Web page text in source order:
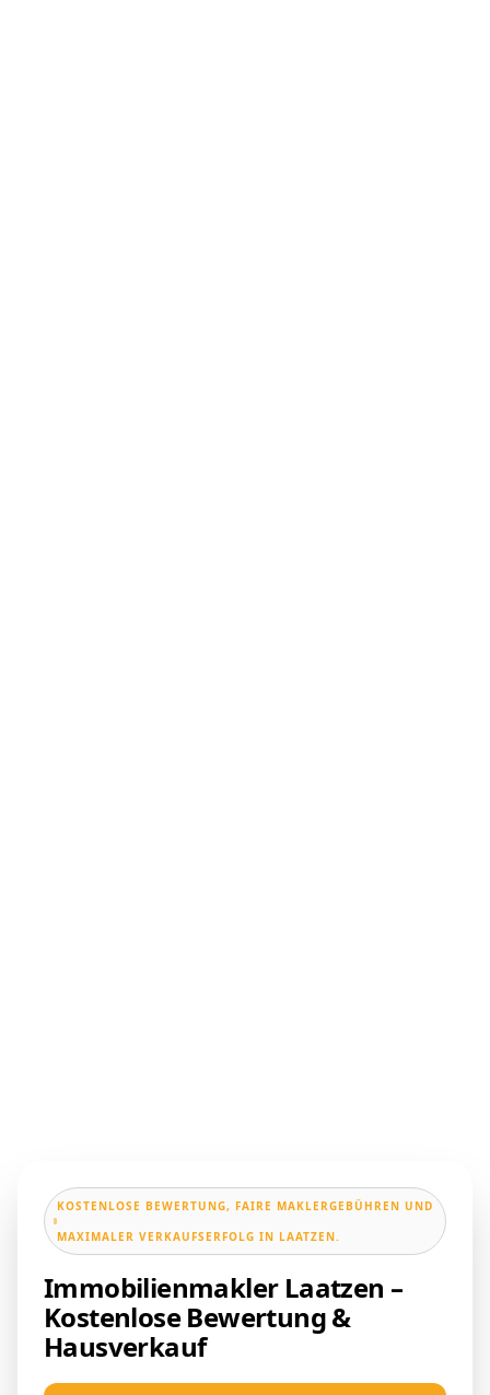
KOSTENLOSE BEWERTUNG, FAIRE MAKLERGEBÜHREN UND
MAXIMALER VERKAUFSERFOLG IN LAATZEN.
Immobilienmakler Laatzen –
Kostenlose Bewertung &
Hausverkauf